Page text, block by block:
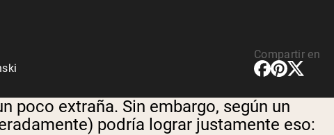
Compartir en
poco extraña. Sin embargo, según un
podría lograr justamente eso: